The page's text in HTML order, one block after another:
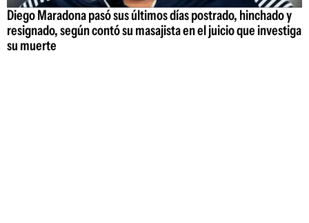
Diego Maradona pasó sus últimos días postrado, hinchado y
resignado, según contó su masajista en el juicio que investiga
su muerte